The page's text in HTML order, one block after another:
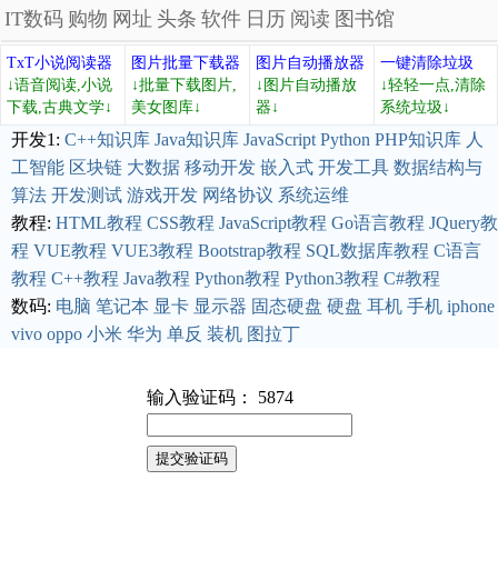
IT数码 购物 网址 头条 软件 日历 阅读 图书馆
TxT小说阅读器
↓语音阅读,小说
下载,古典文学↓
图片批量下载器
↓批量下载图片,
美女图库↓
图片自动播放器
↓图片自动播放
器↓
一键清除垃圾
↓轻轻一点,清除
系统垃圾↓
开发1: C++知识库 Java知识库 JavaScript Python PHP知识库 人
工智能 区块链 大数据 移动开发 嵌入式 开发工具 数据结构与
算法 开发测试 游戏开发 网络协议 系统运维
教程: HTML教程 CSS教程 JavaScript教程 Go语言教程 JQuery教
程 VUE教程 VUE3教程 Bootstrap教程 SQL数据库教程 C语言
教程 C++教程 Java教程 Python教程 Python3教程 C#教程
数码: 电脑 笔记本 显卡 显示器 固态硬盘 硬盘 耳机 手机 iphone
vivo oppo 小米 华为 单反 装机 图拉丁
输入验证码： 5874